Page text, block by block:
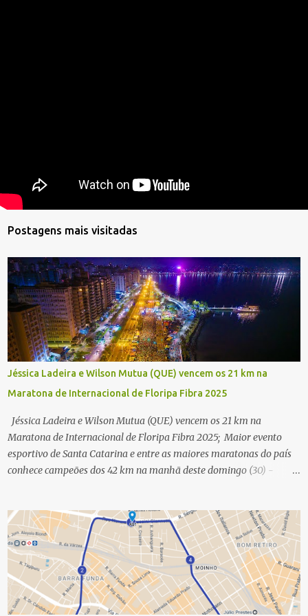
Postagens mais visitadas
Jéssica Ladeira e Wilson Mutua (QUE) vencem os 21 km na
Maratona de Internacional de Floripa Fibra 2025
Jéssica Ladeira e Wilson Mutua (QUE) vencem os 21 km na
Maratona de Internacional de Floripa Fibra 2025; Maior evento
esportivo de Santa Catarina e entre as maiores maratonas do país
conhece campeões dos 42 km na manhã deste domingo (30) -
Floripa Fibra 2025. Na manhã deste sábado (30) foram conhecidos
os campeões dos 21 km do maior evento esportivo de Santa
Catarina. A mineira Jessica Ladeira e o queniano Wilson Mutua
foram os vencedores da meia maratona, ambos com a quebra de
recorde da prova. Neste domingo (31) será a vez da prova principal,
os 42,195 km da maratona, além da corrida de 5 KM. As largadas,